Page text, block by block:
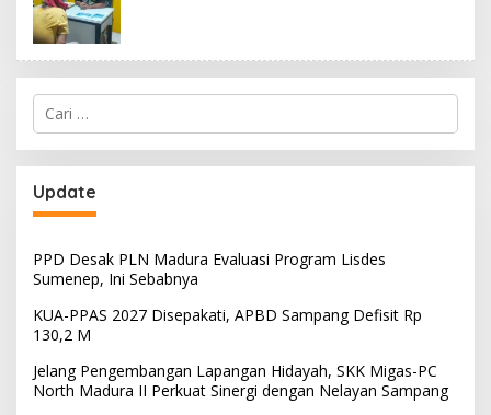
Cari
untuk:
Update
PPD Desak PLN Madura Evaluasi Program Lisdes
Sumenep, Ini Sebabnya
KUA-PPAS 2027 Disepakati, APBD Sampang Defisit Rp
130,2 M
Jelang Pengembangan Lapangan Hidayah, SKK Migas-PC
North Madura II Perkuat Sinergi dengan Nelayan Sampang